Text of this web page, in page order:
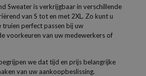
Sweater is verkrijgbaar in verschillende
van S tot en met 2XL. Zo kunt u
perfect passen bij uw
voorkeuren van uw medewerkers of
we dat tijd en prijs belangrijke
van uw aankoopbeslissing.